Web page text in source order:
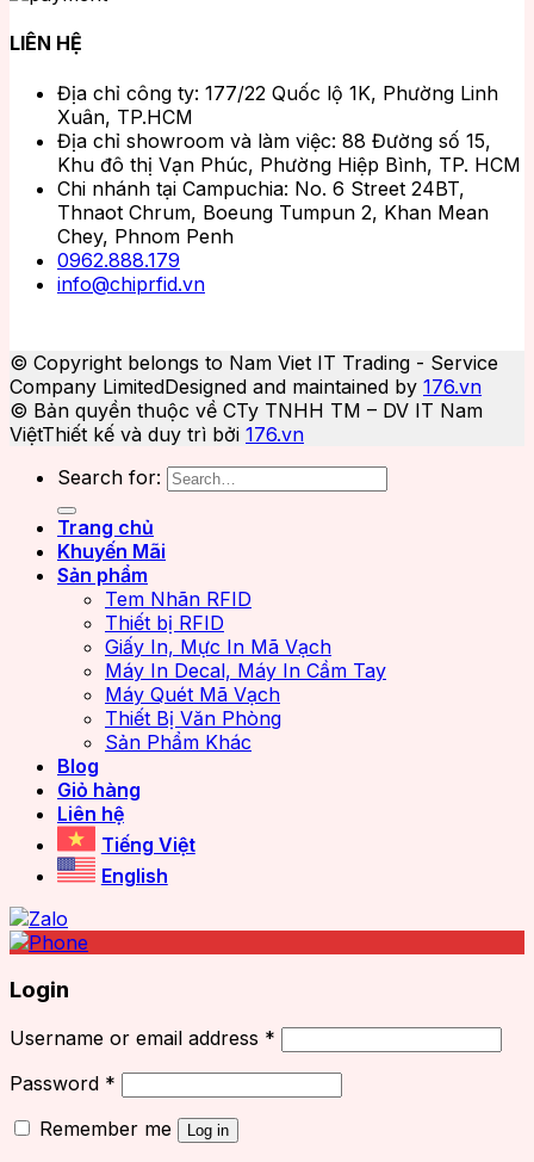
LIÊN HỆ
Địa chỉ công ty: 177/22 Quốc lộ 1K, Phường Linh
Xuân, TP.HCM
Địa chỉ showroom và làm việc: 88 Đường số 15,
Khu đô thị Vạn Phúc, Phường Hiệp Bình, TP. HCM
Chi nhánh tại Campuchia: No. 6 Street 24BT,
Thnaot Chrum, Boeung Tumpun 2, Khan Mean
Chey, Phnom Penh
0962.888.179
info@chiprfid.vn
© Copyright belongs to Nam Viet IT Trading - Service
Company LimitedDesigned and maintained by 176.vn
© Bản quyền thuộc về CTy TNHH TM – DV IT Nam
ViệtThiết kế và duy trì bởi 176.vn
Search for:
Trang chủ
Khuyến Mãi
Sản phẩm
Tem Nhãn RFID
Thiết bị RFID
Giấy In, Mực In Mã Vạch
Máy In Decal, Máy In Cầm Tay
Máy Quét Mã Vạch
Thiết Bị Văn Phòng
Sản Phẩm Khác
Blog
Giỏ hàng
Liên hệ
Tiếng Việt
English
Login
Username or email address *
Password *
Remember me
Log in